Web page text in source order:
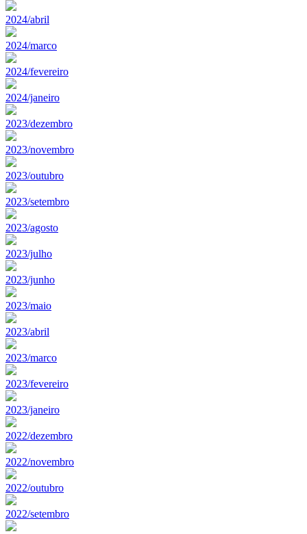
2024/abril
2024/marco
2024/fevereiro
2024/janeiro
2023/dezembro
2023/novembro
2023/outubro
2023/setembro
2023/agosto
2023/julho
2023/junho
2023/maio
2023/abril
2023/marco
2023/fevereiro
2023/janeiro
2022/dezembro
2022/novembro
2022/outubro
2022/setembro